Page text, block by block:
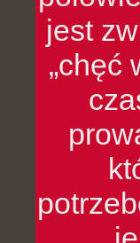
jest
„chęć